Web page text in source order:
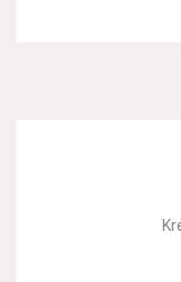
Ürün resmi